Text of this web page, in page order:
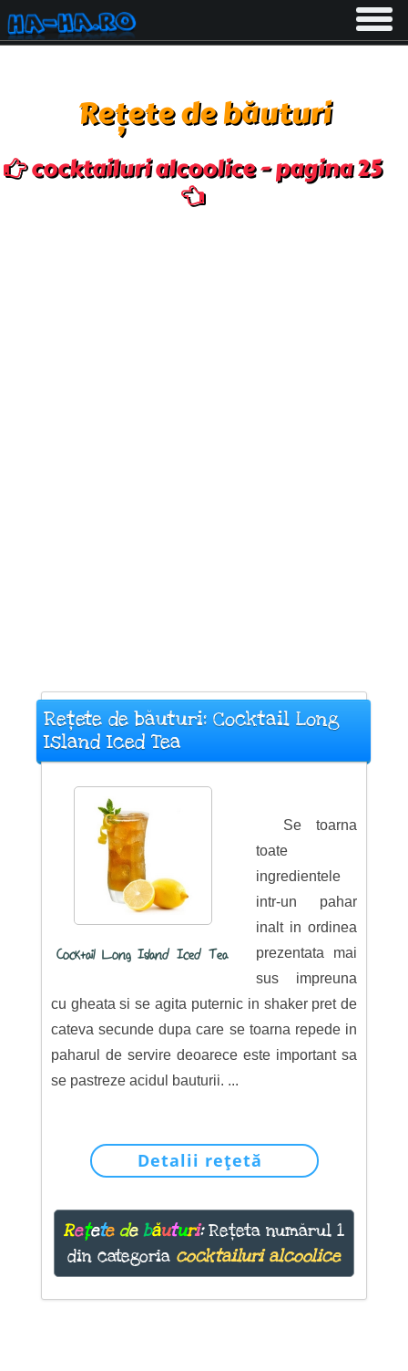
Toggle
Rețete de băuturi
cocktailuri alcoolice - pagina 25
Rețete de băuturi: Cocktail Long
Island Iced Tea
Cocktail Long Island Iced Tea
Se toarna
toate
ingredientele
intr-un pahar
inalt in ordinea
prezentata mai
sus impreuna
cu gheata si se agita puternic in shaker pret de
cateva secunde dupa care se toarna repede in
paharul de servire deoarece este important sa
se pastreze acidul bauturii. ...
Detalii rețetă
Rețete de băuturi:Rețeta numărul 1
din categoria cocktailuri alcoolice